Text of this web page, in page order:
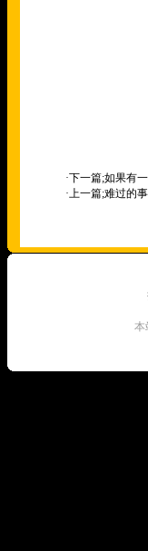
·下一篇;如果有
·上一篇;难过的事
本